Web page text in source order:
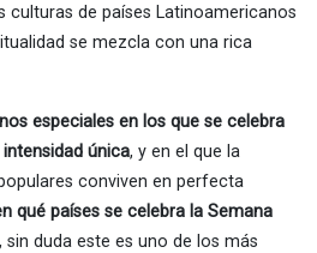
culturas de países Latinoamericanos
se mezcla con una rica
especiales en los que se celebra
única, y en el que la
conviven en perfecta
qué países se celebra la Semana
, sin duda este es uno de los más